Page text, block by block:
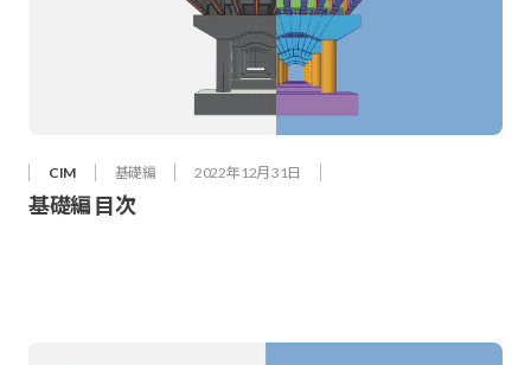
CIM 基礎編 2022年 12月 31日
基礎編 目次